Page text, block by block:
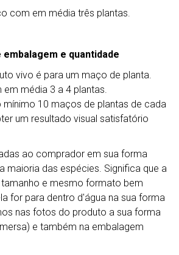
com em média três plantas.
e quantidade
vivo é para um maço de planta.
média 3 a 4 plantas.
10 maços de plantas de cada
um resultado visual satisfatório
ao comprador em sua forma
maioria das espécies. Significa que a
e mesmo formato bem
for para dentro d'água na sua forma
nas fotos do produto a sua forma
e também na embalagem